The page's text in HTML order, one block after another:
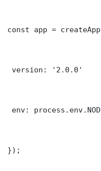
const app =
version: '2.0.0'
env:
});